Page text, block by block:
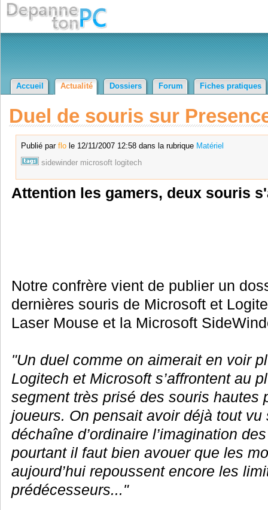
Accueil Actualité Dossiers Forum Fiches pratiques
Duel de souris sur
Publié par flole 12/11/2007 12:58 dans la rubrique Matériel
sidewinder microsoft logitech
Attention les gamers, deux souris
Notre confrère vient de publier un
dernières souris de Microsoft et
Laser Mouse et la Microsoft
"Un duel comme on aimerait en voir
Logitech et Microsoft s’affrontent au
segment très prisé des souris hautes
joueurs. On pensait avoir déjà tout
déchaîne d’ordinaire l’imagination
pourtant il faut bien avouer que les
aujourd’hui repoussent encore les
prédécesseurs..."